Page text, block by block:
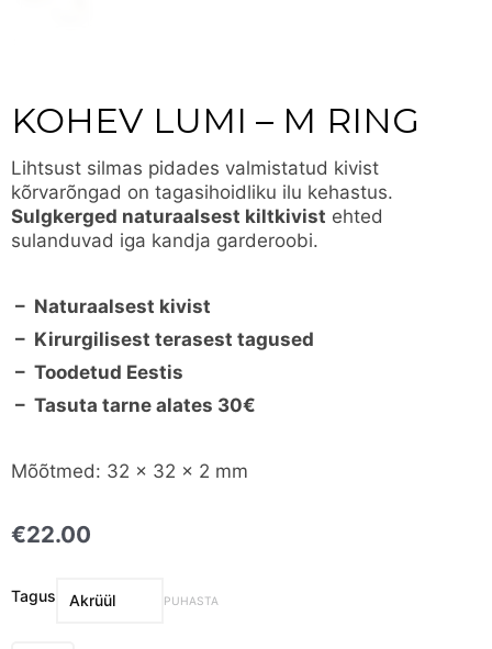
KOHEV LUMI – M RING
Lihtsust silmas pidades valmistatud kivist
kõrvarõngad on tagasihoidliku ilu kehastus.
Sulgkerged naturaalsest kiltkivist ehted
sulanduvad iga kandja garderoobi.
– Naturaalsest kivist
– Kirurgilisest terasest tagused
– Toodetud Eestis
– Tasuta tarne alates 30€
Mõõtmed: 32 x 32 x 2 mm
€22.00
Tagus PUHASTA
Kohev